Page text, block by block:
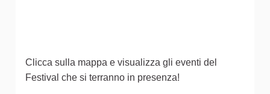
Clicca sulla mappa e visualizza gli eventi del
Festival che si terranno in presenza!